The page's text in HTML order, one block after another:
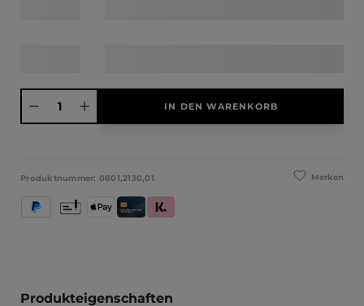
Produkt Anzahl: Gib den gewünschten Wert ein oder benutze die
IN DEN WARENKORB
Merken
Produktnummer: 0801,2130,01
PayPal Apple PayKredit- und Debitkarte
Klarna (Rechnung / Ratenkauf / Sofort)
Vorkasse
Produkteigenschaften